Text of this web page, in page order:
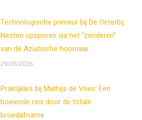
Technologische primeur bij De Oeterbij:
Nesten opsporen via het “zenderen”
van de Aziatische hoornaar
29/05/2026
Praktijkles bij Mathijs de Vries: Een
boeiende reis door de totale
broedafname